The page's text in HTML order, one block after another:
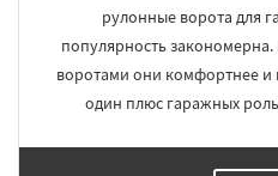
рулонные ворота для
популярность
воротами они комфортнее и
один плюс гаражных